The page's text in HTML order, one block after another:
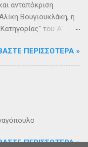
ανταπόκριση
Βουγιουκλάκη, η
του Α΄
γέμισε και πάνω από
βραδιές απόλαυσαν
παράσταση
Το έργο της Αγκάθα
σε όλη
και ένα
ΠΕΡΙΣΣΌΤΕΡΑ »
ΠΕΡΙΣΣΌΤΕΡΑ »